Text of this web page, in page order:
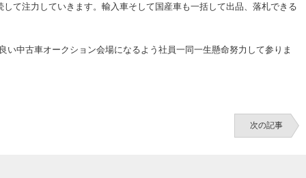
て注力していきます。輸入車そして国産車も一括して出品、落札できる
中古車オークション会場になるよう社員一同一生懸命努力して参りま
次の記事